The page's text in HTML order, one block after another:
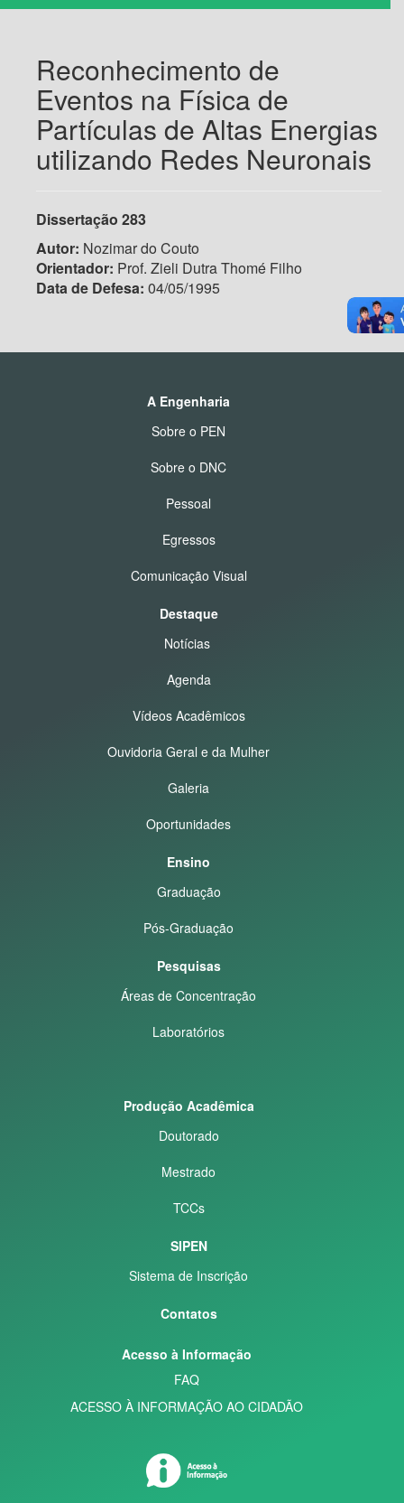
Reconhecimento de
Eventos na Física de
Partículas de Altas Energias
utilizando Redes Neuronais
Dissertação 283
Autor: Nozimar do Couto
Orientador: Prof. Zieli Dutra Thomé Filho
Data de Defesa: 04/05/1995
A Engenharia
Sobre o PEN
Sobre o DNC
Pessoal
Egressos
Comunicação Visual
Destaque
Notícias
Agenda
Vídeos Acadêmicos
Ouvidoria Geral e da Mulher
Galeria
Oportunidades
Ensino
Graduação
Pós-Graduação
Pesquisas
Áreas de Concentração
Laboratórios
Produção Acadêmica
Doutorado
Mestrado
TCCs
SIPEN
Sistema de Inscrição
Contatos
Acesso à Informação
FAQ
ACESSO À INFORMAÇÃO AO CIDADÃO